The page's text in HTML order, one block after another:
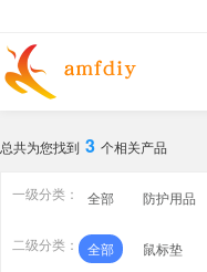
总共为您找到 3 个相关产品
一级分类： 全部 防护用品
二级分类： 全部 鼠标垫